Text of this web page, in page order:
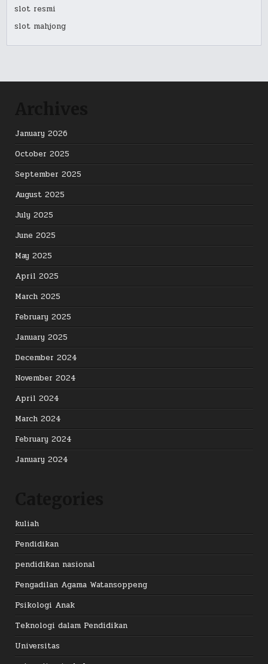
slot resmi
slot mahjong
January 2026
October 2025
September 2025
August 2025
July 2025
June 2025
May 2025
April 2025
March 2025
February 2025
January 2025
December 2024
November 2024
April 2024
March 2024
February 2024
January 2024
kuliah
Pendidikan
pendidikan nasional
Pengadilan Agama Watansoppeng
Psikologi Anak
Teknologi dalam Pendidikan
Universitas